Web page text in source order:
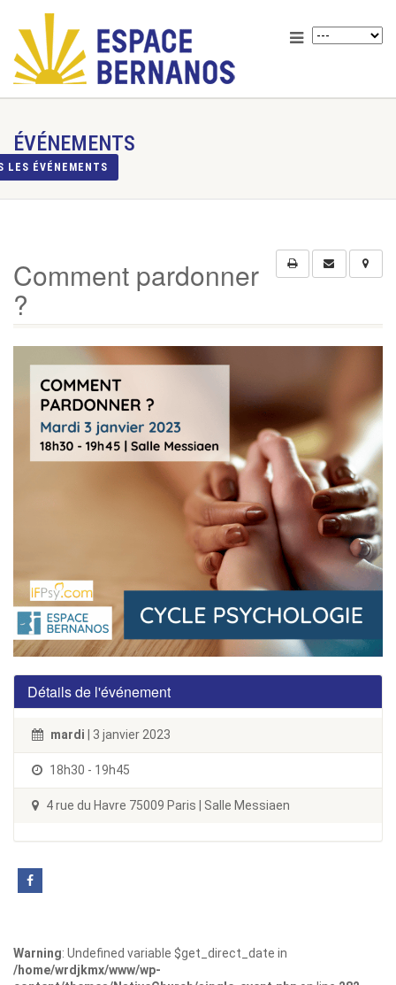
ÉVÉNEMENTS
LES ÉVÉNEMENTS
Comment pardonner
?
Détails de l'événement
mardi | 3 janvier 2023
18h30 - 19h45
4 rue du Havre 75009 Paris | Salle Messiaen
Warning: Undefined variable $get_direct_date in
/home/wrdjkmx/www/wp-